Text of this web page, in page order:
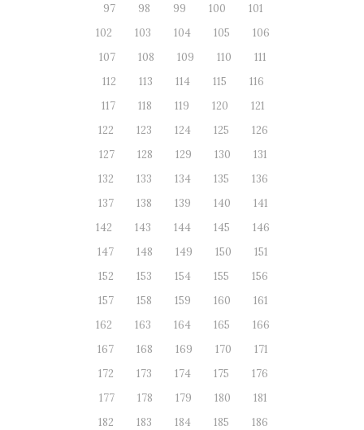
97
98 99 100
101
102
103 104 105
106
107
108 109 110
111
112
113 114 115
116
117
118 119 120
121
122
123 124 125
126
127
128 129 130
131
132
133 134 135
136
137
138 139 140
141
142
143 144 145
146
147
148 149 150
151
152
153 154 155
156
157
158 159 160
161
162
163 164 165
166
167
168 169 170
171
172
173 174 175
176
177
178 179 180
181
182
183 184 185
186